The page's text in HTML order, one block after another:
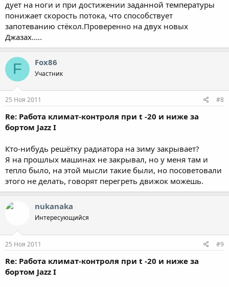
дует на ноги и при достижении заданной температуры
понижает скорость потока, что способствует
запотеванию стёкол.Проверенно на двух новых
Джазах.....
F Fox86
Участник
25 Ноя 2011 #8
Re: Работа климат-контроля при t -20 и ниже за
бортом Jazz I
Кто-нибудь решётку радиатора на зиму закрывает?
Я на прошлых машинах не закрывал, но у меня там и
тепло было, на этой мысли такие были, но посоветовали
этого не делать, говорят перегреть движок можешь.
nukanaka
Интересующийся
25 Ноя 2011 #9
Re: Работа климат-контроля при t -20 и ниже за
бортом Jazz I